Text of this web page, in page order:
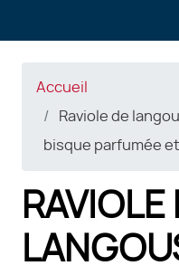
Accueil
Raviole de
bisque parfumée
RAVIOLE